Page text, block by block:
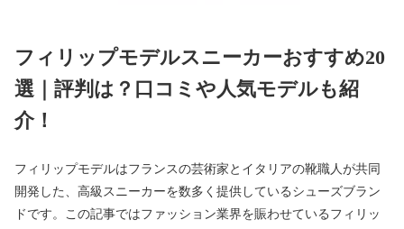
フィリップモデルスニーカーおすすめ20
選｜評判は？口コミや人気モデルも紹
介！
フィリップモデルはフランスの芸術家とイタリアの靴職人が共同
開発した、高級スニーカーを数多く提供しているシューズブラン
ドです。この記事ではファッション業界を賑わせているフィリッ